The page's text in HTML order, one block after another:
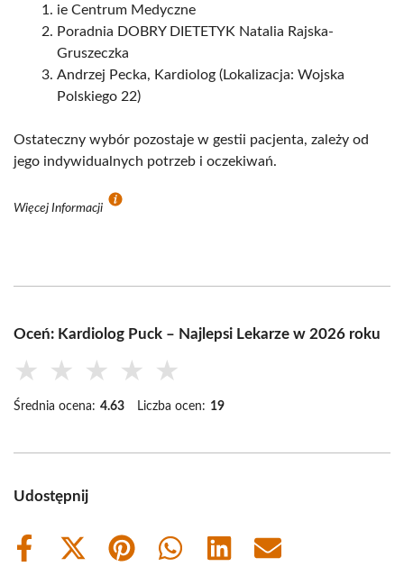
ie Centrum Medyczne
Poradnia DOBRY DIETETYK Natalia Rajska-
Gruszeczka
Andrzej Pecka, Kardiolog (Lokalizacja: Wojska
Polskiego 22)
Ostateczny wybór pozostaje w gestii pacjenta, zależy od
jego indywidualnych potrzeb i oczekiwań.
Więcej Informacji
Oceń: Kardiolog Puck – Najlepsi Lekarze w 2026 roku
★ ★ ★ ★ ★
Średnia ocena: 4.63 Liczba ocen: 19
Udostępnij
Share
Share
Share
Share
Share
Share